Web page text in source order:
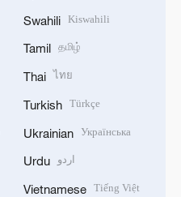
Swahili Kiswahili
Tamil தமிழ்
Thai ไทย
Turkish Türkçe
Ukrainian Українська
Urdu اردو
Vietnamese Tiếng Việt